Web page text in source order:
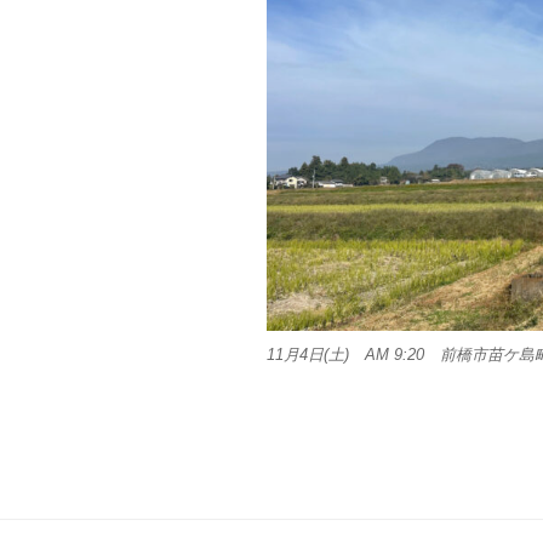
11月4日(土) AM 9:20 前橋市苗ケ島